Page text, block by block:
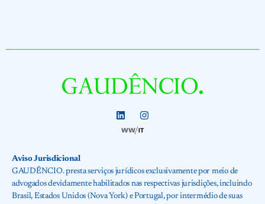
Aviso Jurisdicional
GAUDÊNCIO. presta serviços jurídicos exclusivamente por meio de
advogados devidamente habilitados nas respectivas jurisdições, incluindo
Brasil, Estados Unidos (Nova York) e Portugal, por intermédio de suas